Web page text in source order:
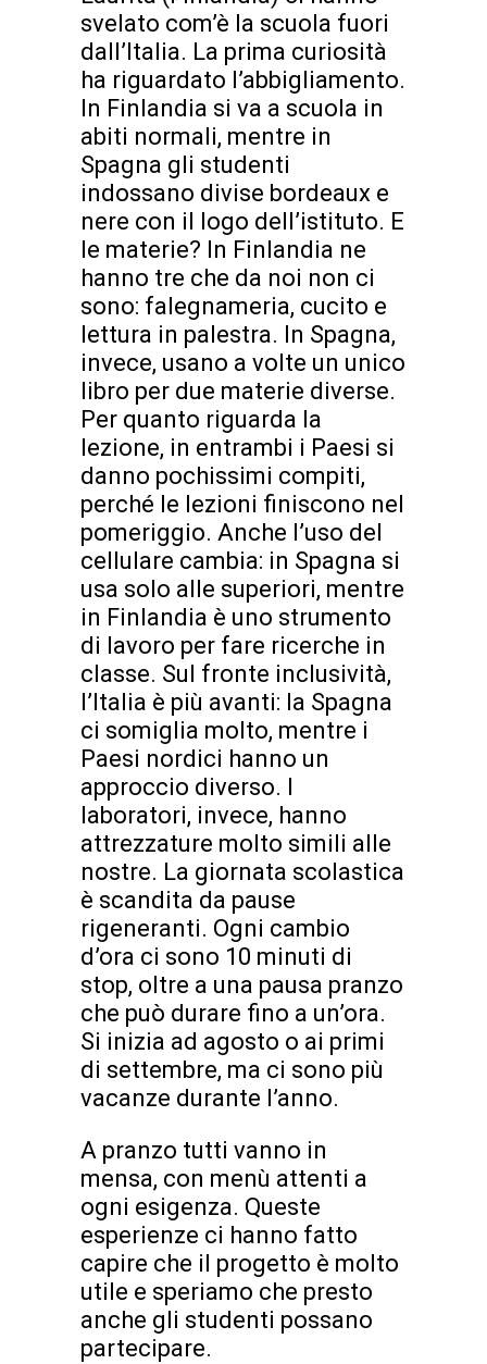
svelato com’è la scuola fuori
dall’Italia. La prima curiosità
ha riguardato l’abbigliamento.
In Finlandia si va a scuola in
abiti normali, mentre in
Spagna gli studenti
indossano divise bordeaux e
nere con il logo dell’istituto. E
le materie? In Finlandia ne
hanno tre che da noi non ci
sono: falegnameria, cucito e
lettura in palestra. In Spagna,
invece, usano a volte un unico
libro per due materie diverse.
Per quanto riguarda la
lezione, in entrambi i Paesi si
danno pochissimi compiti,
perché le lezioni finiscono nel
pomeriggio. Anche l’uso del
cellulare cambia: in Spagna si
usa solo alle superiori, mentre
in Finlandia è uno strumento
di lavoro per fare ricerche in
classe. Sul fronte inclusività,
l’Italia è più avanti: la Spagna
ci somiglia molto, mentre i
Paesi nordici hanno un
approccio diverso. I
laboratori, invece, hanno
attrezzature molto simili alle
nostre. La giornata scolastica
è scandita da pause
rigeneranti. Ogni cambio
d’ora ci sono 10 minuti di
stop, oltre a una pausa pranzo
che può durare fino a un’ora.
Si inizia ad agosto o ai primi
di settembre, ma ci sono più
vacanze durante l’anno.
A pranzo tutti vanno in
mensa, con menù attenti a
ogni esigenza. Queste
esperienze ci hanno fatto
capire che il progetto è molto
utile e speriamo che presto
anche gli studenti possano
partecipare.